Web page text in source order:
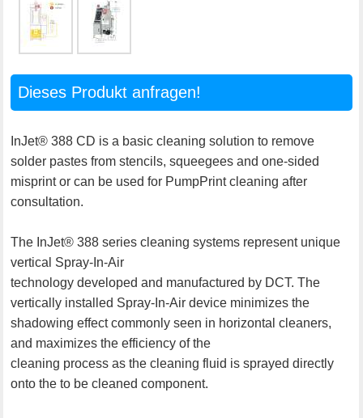
Dieses Produkt anfragen!
InJet® 388 CD is a basic cleaning solution to remove
solder pastes from stencils, squeegees and one-sided
misprint or can be used for PumpPrint cleaning after
consultation.
The InJet® 388 series cleaning systems represent unique
vertical Spray-In-Air
technology developed and manufactured by DCT. The
vertically installed Spray-In-Air device minimizes the
shadowing effect commonly seen in horizontal cleaners,
and maximizes the efficiency of the
cleaning process as the cleaning fluid is sprayed directly
onto the to be cleaned component.